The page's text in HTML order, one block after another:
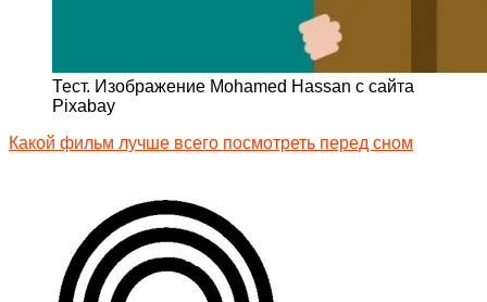
Тест. Изображение Mohamed Hassan с сайта
Pixabay
Какой фильм лучше всего посмотреть перед сном